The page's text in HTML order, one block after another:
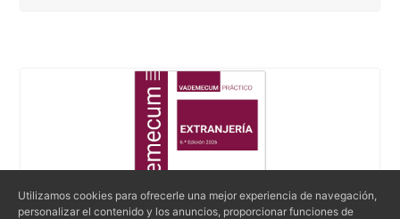
Utilizamos cookies para ofrecerle una mejor experiencia de navegación,
personalizar el contenido y los anuncios, proporcionar funciones de